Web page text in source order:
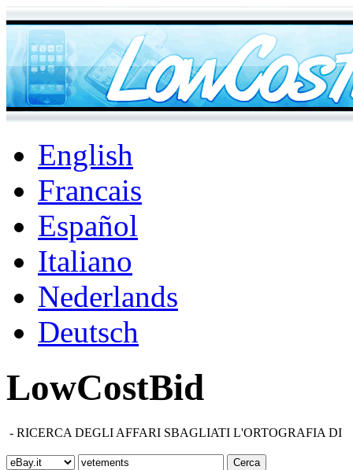
English
Francais
Español
Italiano
Nederlands
Deutsch
LowCostBid
- RICERCA DEGLI AFFARI SBAGLIATI L'ORTOGRAFIA DI